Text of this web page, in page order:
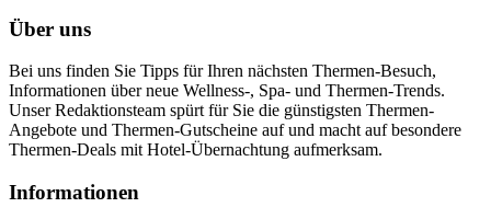
Über uns
Bei uns finden Sie Tipps für Ihren nächsten Thermen-Besuch,
Informationen über neue Wellness-, Spa- und Thermen-Trends.
Unser Redaktionsteam spürt für Sie die günstigsten Thermen-
Angebote und Thermen-Gutscheine auf und macht auf besondere
Thermen-Deals mit Hotel-Übernachtung aufmerksam.
Informa­tionen